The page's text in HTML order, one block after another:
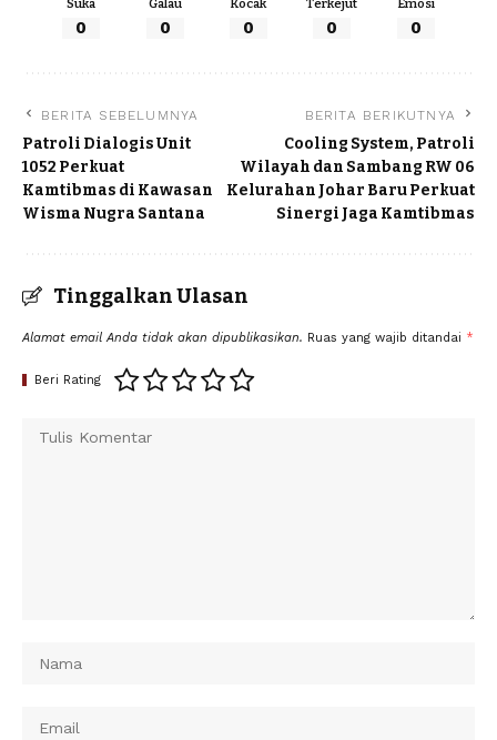
Suka
0
Galau
0
Kocak
0
Terkejut
0
Emosi
0
BERITA SEBELUMNYA
Patroli Dialogis Unit
1052 Perkuat
Kamtibmas di Kawasan
Wisma Nugra Santana
BERITA BERIKUTNYA
Cooling System, Patroli
Wilayah dan Sambang RW 06
Kelurahan Johar Baru Perkuat
Sinergi Jaga Kamtibmas
Tinggalkan Ulasan
Alamat email Anda tidak akan dipublikasikan. Ruas yang wajib ditandai *
Beri Rating